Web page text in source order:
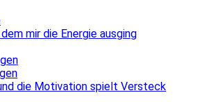
mir die Energie ausging
die Motivation spielt Versteck